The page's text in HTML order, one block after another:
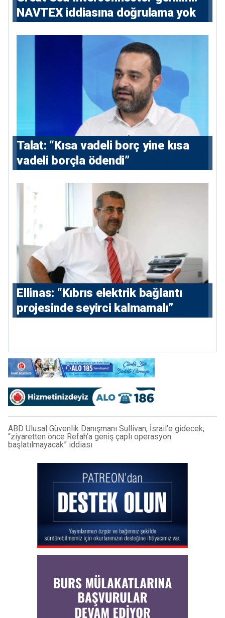
NAVTEX iddiasına doğrulama yok
Talat: “Kısa vadeli borç yine kısa
vadeli borçla ödendi”
Ellinas: “Kıbrıs elektrik bağlantı
projesinde seyirci kalmamalı”
ABD Ulusal Güvenlik Danışmanı Sullivan, İsrail’e gidecek;
“ziyaretten önce Refah’a geniş çaplı operasyon
başlatılmayacak” iddiası